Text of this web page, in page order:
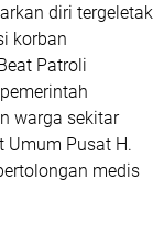
diri tergeletak
korban
Patroli
warga sekitar
Umum Pusat H.
medis